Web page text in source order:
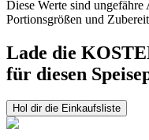
Diese Werte sind
Portionsgrößen und
Lade die
für diesen
Hol dir die Einkaufsliste